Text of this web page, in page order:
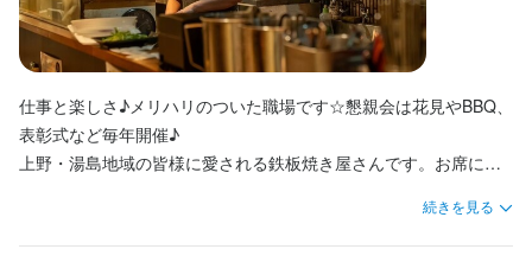
仕事と楽しさ♪メリハリのついた職場です☆懇親会は花見やBBQ、
表彰式など毎年開催♪
上野・湯島地域の皆様に愛される鉄板焼き屋さんです。お席に鉄
粉物の匂いがつくなども最小限。かわいい＆かっこいいバイトの
先輩が多数在籍中★
続きを見る
休日・休暇
週休2日制/夏季休暇4日/年末年始休暇4日/
月8日以上休みあり 平日のみ勤務OK(土日休み)
年末年始休暇あり
特別休暇あり
2週間ごとのシフト制
平日のみ勤務OK(土日休み) 土日祝のみ勤務OK 夏季休暇あり 年末年始休暇あり
待遇
社員登用制度あり